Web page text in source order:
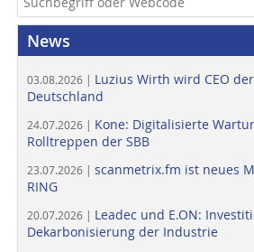
News
03.08.2026 | Luzius Wirth wird CEO
Deutschland
24.07.2026 | Kone: Digitalisierte
Rolltreppen der SBB
23.07.2026 | scanmetrix.fm ist neues
RING
20.07.2026 | Leadec und E.ON:
Dekarbonisierung der Industrie